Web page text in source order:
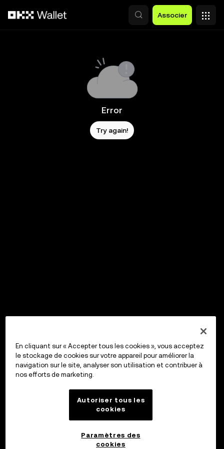
Associer
Error
Try again!
En cliquant sur « Accepter tous les cookies », vous acceptez
le stockage de cookies sur votre appareil pour améliorer la
navigation sur le site, analyser son utilisation et contribuer à
nos efforts de marketing.
Autoriser tous les
cookies
Paramètres des
cookies